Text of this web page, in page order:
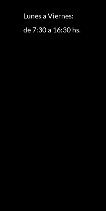
Lunes a Viernes:
de 7:30 a 16:30 hs.